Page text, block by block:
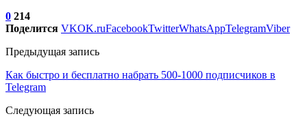
0 214
Поделится VKOK.ruFacebookTwitterWhatsAppTelegramViber
Предыдущая запись
Как быстро и бесплатно набрать 500-1000 подписчиков в
Telegram
Следующая запись